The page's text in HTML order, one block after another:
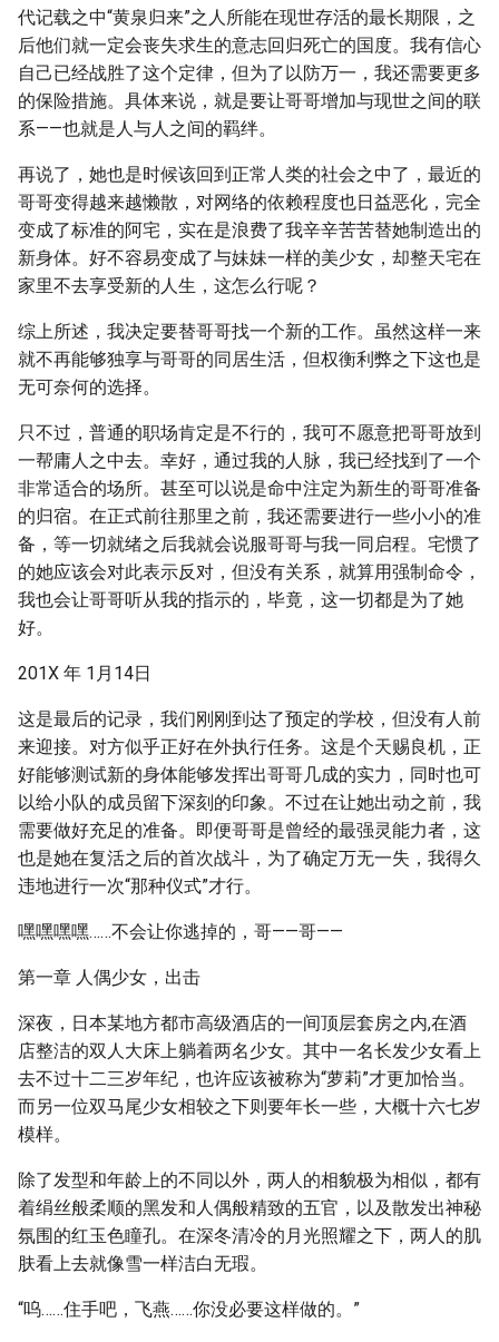
代记载之中“黄泉归来”之人所能在现世存活的最长期限，之
后他们就一定会丧失求生的意志回归死亡的国度。我有信心
自己已经战胜了这个定律，但为了以防万一，我还需要更多
的保险措施。具体来说，就是要让哥哥增加与现世之间的联
系——也就是人与人之间的羁绊。
再说了，她也是时候该回到正常人类的社会之中了，最近的
哥哥变得越来越懒散，对网络的依赖程度也日益恶化，完全
变成了标准的阿宅，实在是浪费了我辛辛苦苦替她制造出的
新身体。好不容易变成了与妹妹一样的美少女，却整天宅在
家里不去享受新的人生，这怎么行呢？
综上所述，我决定要替哥哥找一个新的工作。虽然这样一来
就不再能够独享与哥哥的同居生活，但权衡利弊之下这也是
无可奈何的选择。
只不过，普通的职场肯定是不行的，我可不愿意把哥哥放到
一帮庸人之中去。幸好，通过我的人脉，我已经找到了一个
非常适合的场所。甚至可以说是命中注定为新生的哥哥准备
的归宿。在正式前往那里之前，我还需要进行一些小小的准
备，等一切就绪之后我就会说服哥哥与我一同启程。宅惯了
的她应该会对此表示反对，但没有关系，就算用强制命令，
我也会让哥哥听从我的指示的，毕竟，这一切都是为了她
好。
201X 年 1月14日
这是最后的记录，我们刚刚到达了预定的学校，但没有人前
来迎接。对方似乎正好在外执行任务。这是个天赐良机，正
好能够测试新的身体能够发挥出哥哥几成的实力，同时也可
以给小队的成员留下深刻的印象。不过在让她出动之前，我
需要做好充足的准备。即便哥哥是曾经的最强灵能力者，这
也是她在复活之后的首次战斗，为了确定万无一失，我得久
违地进行一次“那种仪式”才行。
嘿嘿嘿嘿……不会让你逃掉的，哥——哥——
第一章 人偶少女，出击
深夜，日本某地方都市高级酒店的一间顶层套房之内,在酒
店整洁的双人大床上躺着两名少女。其中一名长发少女看上
去不过十二三岁年纪，也许应该被称为“萝莉”才更加恰当。
而另一位双马尾少女相较之下则要年长一些，大概十六七岁
模样。
除了发型和年龄上的不同以外，两人的相貌极为相似，都有
着绢丝般柔顺的黑发和人偶般精致的五官，以及散发出神秘
氛围的红玉色瞳孔。在深冬清冷的月光照耀之下，两人的肌
肤看上去就像雪一样洁白无瑕。
“呜……住手吧，飞燕……你没必要这样做的。”